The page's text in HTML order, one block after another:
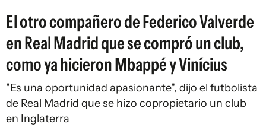
El otro compañero de Federico Valverde
en Real Madrid que se compró un club,
como ya hicieron Mbappé y Vinícius
"Es una oportunidad apasionante", dijo el futbolista
de Real Madrid que se hizo copropietario un club
en Inglaterra